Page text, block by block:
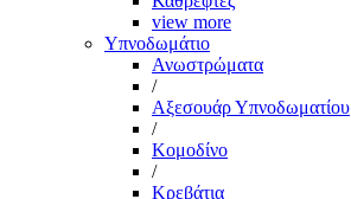
view more
Υπνοδωμάτιο
Ανωστρώματα
/
Αξεσουάρ Υπνοδωματίου
/
Κομοδίνο
/
Κρεβάτια